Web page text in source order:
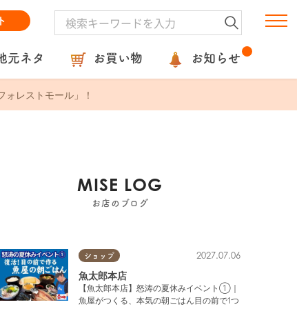
元ネタ お買い物 お知らせ
ォレストモール」！
MISE LOG
お店のブログ
ショップ 2027.07.06
魚太郎本店
【魚太郎本店】怒涛の夏休みイベント①｜
魚屋がつくる、本気の朝ごはん目の前で1つ